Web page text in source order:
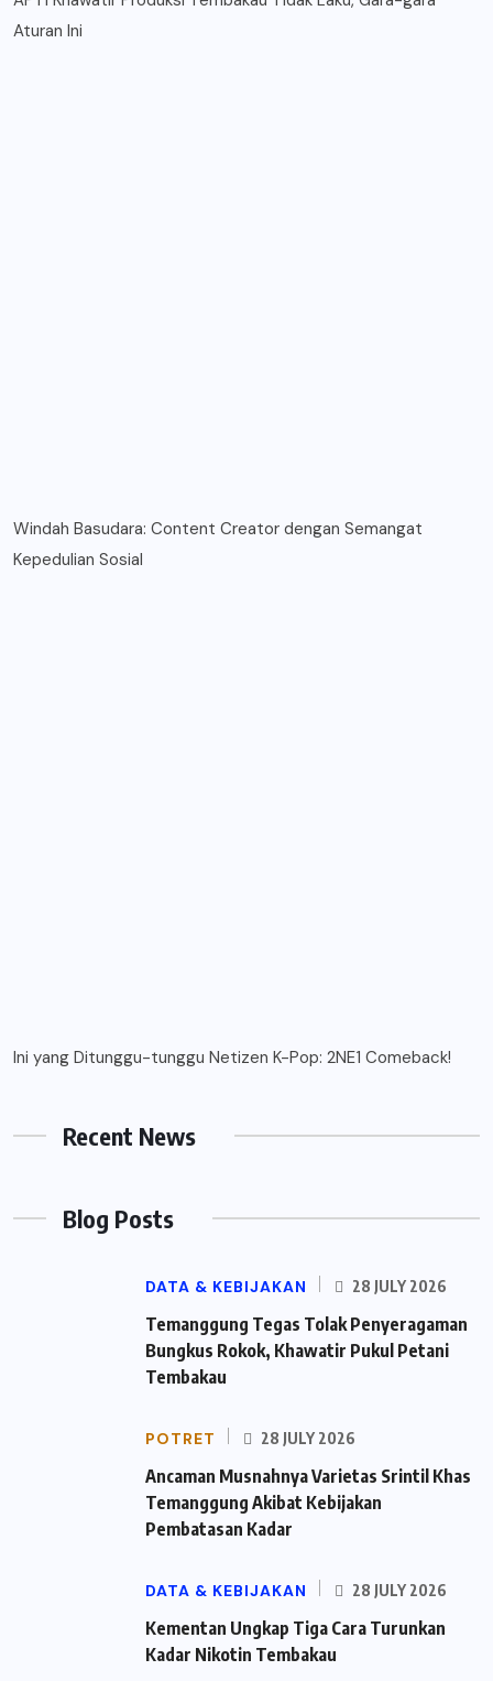
Aturan Ini
Windah Basudara: Content Creator dengan Semangat
Kepedulian Sosial
Ini yang Ditunggu-tunggu Netizen K-Pop: 2NE1 Comeback!
Recent News
Blog Posts
DATA & KEBIJAKAN 28 JULY 2026
Temanggung Tegas Tolak Penyeragaman
Bungkus Rokok, Khawatir Pukul Petani
Tembakau
POTRET 28 JULY 2026
Ancaman Musnahnya Varietas Srintil Khas
Temanggung Akibat Kebijakan
Pembatasan Kadar
DATA & KEBIJAKAN 28 JULY 2026
Kementan Ungkap Tiga Cara Turunkan
Kadar Nikotin Tembakau